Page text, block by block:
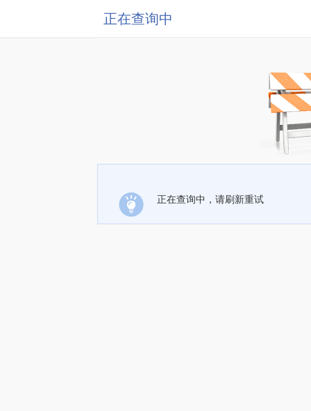
正在查询中
正在查询中，请刷新重试